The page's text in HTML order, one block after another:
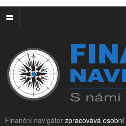
Finanční navigátor zpracovává